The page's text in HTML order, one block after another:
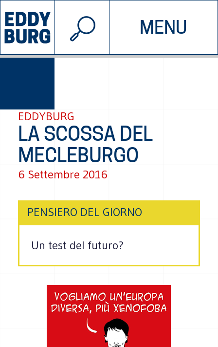
MENU
INIZIATIVE CHI SIAMO
© 2026 EDDYBURG
EDDYBURG
LA SCOSSA DEL
MECLEBURGO
6 Settembre 2016
PENSIERO DEL GIORNO
Un test del futuro?